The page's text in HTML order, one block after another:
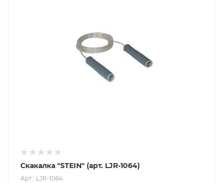
Скакалка "STEIN" (арт. LJR-1064)
Арт.: LJR-1064